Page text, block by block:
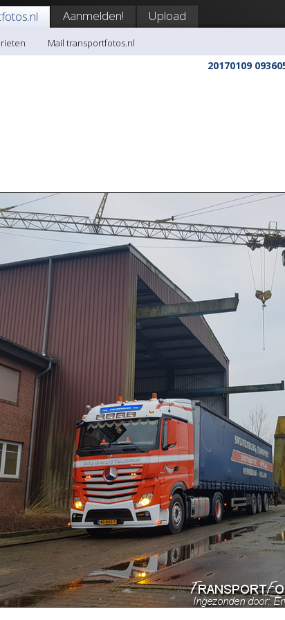
Aanmelden! Upload
Mail transportfotos.nl
20170109